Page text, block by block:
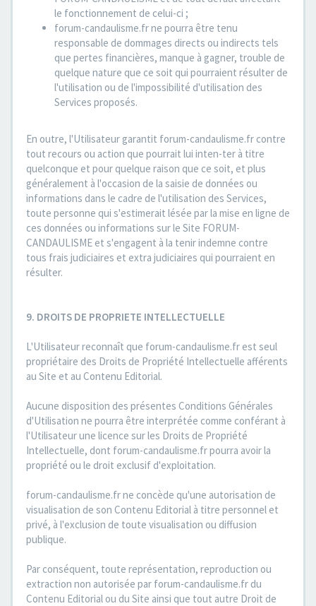
le fonctionnement de celui-ci ;
forum-candaulisme.fr ne pourra être tenu
responsable de dommages directs ou indirects tels
que pertes financières, manque à gagner, trouble de
quelque nature que ce soit qui pourraient résulter de
l'utilisation ou de l'impossibilité d'utilisation des
Services proposés.
En outre, l'Utilisateur garantit forum-candaulisme.fr contre
tout recours ou action que pourrait lui inten-ter à titre
quelconque et pour quelque raison que ce soit, et plus
généralement à l'occasion de la saisie de données ou
informations dans le cadre de l'utilisation des Services,
toute personne qui s'estimerait lésée par la mise en ligne de
ces données ou informations sur le Site FORUM-
CANDAULISME et s'engagent à la tenir indemne contre
tous frais judiciaires et extra judiciaires qui pourraient en
résulter.
9. DROITS DE PROPRIETE INTELLECTUELLE
L'Utilisateur reconnaît que forum-candaulisme.fr est seul
propriétaire des Droits de Propriété Intellectuelle afférents
au Site et au Contenu Editorial.
Aucune disposition des présentes Conditions Générales
d'Utilisation ne pourra être interprétée comme conférant à
l'Utilisateur une licence sur les Droits de Propriété
Intellectuelle, dont forum-candaulisme.fr pourra avoir la
propriété ou le droit exclusif d'exploitation.
forum-candaulisme.fr ne concède qu'une autorisation de
visualisation de son Contenu Editorial à titre personnel et
privé, à l'exclusion de toute visualisation ou diffusion
publique.
Par conséquent, toute représentation, reproduction ou
extraction non autorisée par forum-candaulisme.fr du
Contenu Editorial ou du Site ainsi que tout autre Droit de